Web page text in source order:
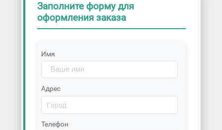
Заполните форму для
оформления заказа
Имя
Адрес
Телефон